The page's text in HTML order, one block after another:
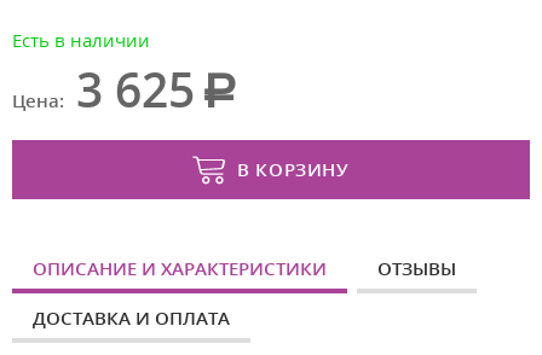
Есть в наличии
Цена: 3 625
В КОРЗИНУ
ОПИСАНИЕ И ХАРАКТЕРИСТИКИ ОТЗЫВЫ
ДОСТАВКА И ОПЛАТА